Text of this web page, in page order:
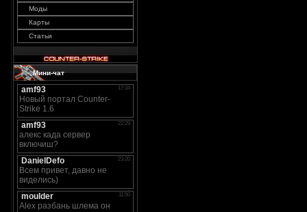
Моды
Карты
Статьи
Мини-чат